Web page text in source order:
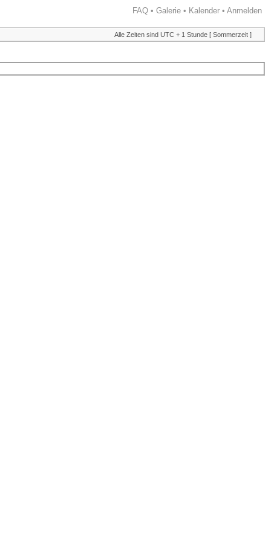
FAQ • Galerie • Kalender • Anmelden
Alle Zeiten sind UTC + 1 Stunde [ Sommerzeit ]